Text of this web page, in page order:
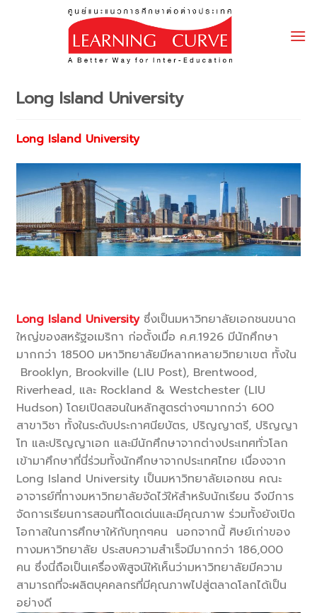
Long Island University
Long Island University
Long Island Universityซึ่งเป็นมหาวิทยาลัยเอกชนขนาด
ใหญ่ของสหรัฐอเมริกา ก่อตั้งเมื่อ ค.ศ.1926 มีนักศึกษา
มากกว่า 18500 มหาวิทยาลัยมีหลากหลายวิทยาเขต ทั้งใน
Brooklyn, Brookville (LIU Post), Brentwood,
Riverhead, และ Rockland & Westchester (LIU
Hudson) โดยเปิดสอนในหลักสูตรต่างๆมากกว่า 600
สาขาวิชา ทั้งในระดับประกาศนียบัตร, ปริญญาตรี, ปริญญา
โท และปริญญาเอก และมีนักศึกษาจากต่างประเทศทั่วโลก
เข้ามาศึกษาที่นี่ร่วมทั้งนักศึกษาจากประเทศไทย เนื่องจาก
Long Island University เป็นมหาวิทยาลัยเอกชน คณะ
อาจารย์ที่ทางมหาวิทยาลัยจัดไว้ให้สำหรับนักเรียน จึงมีการ
จัดการเรียนการสอนที่โดดเด่นและมีคุณภาพ ร่วมทั้งยังเปิด
โอกาสในการศึกษาให้กับทุกๆคน นอกจากนี้ ศิษย์เก่าของ
ทางมหาวิทยาลัย ประสบความสำเร็จมีมากกว่า 186,000
คน ซึ่งนี่ถือเป็นเครื่องพิสูจน์ให้เห็นว่ามหาวิทยาลัยมีความ
สามารถที่จะผลิตบุคคลกรที่มีคุณภาพไปสู่ตลาดโลกได้เป็น
อย่างดี